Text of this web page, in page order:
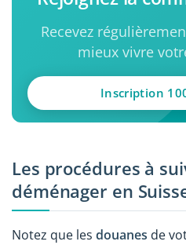
Recevez
mieux vivre
Inscription
Les procédures à
déménager en
Notez que les douanes de